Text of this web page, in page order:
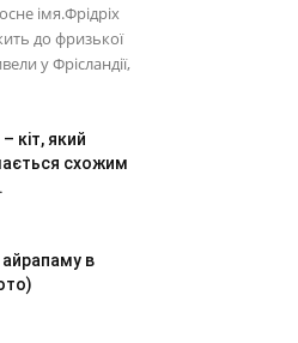
імя.Фрідріх
до фризької
у Фрісландії,
кіт, який
схожим
в